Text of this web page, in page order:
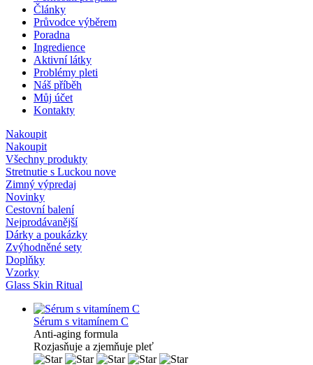
Články
Průvodce výběrem
Poradna
Ingredience
Aktivní látky
Problémy pleti
Náš příběh
Můj účet
Kontakty
Nakoupit
Nakoupit
Všechny produkty
Stretnutie s Luckou nove
Zimný výpredaj
Novinky
Cestovní balení
Nejprodávanější
Dárky a poukázky
Zvýhodněné sety
Doplňky
Vzorky
Glass Skin Ritual
Sérum s vitamínem C
Anti-aging formula
Rozjasňuje a zjemňuje pleť